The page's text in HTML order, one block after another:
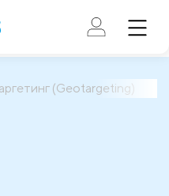
(Geotargeting)